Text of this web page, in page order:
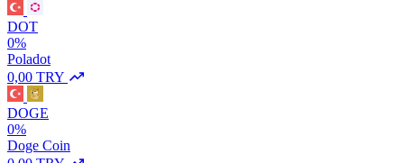
DOT
0%
Poladot
0,00 TRY
DOGE
0%
Doge Coin